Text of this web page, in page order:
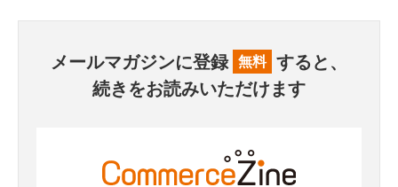
メールマガジンに登録 無料 すると、
続きをお読みいただけます